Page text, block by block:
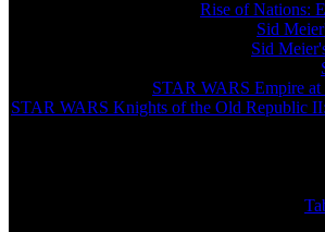
Rise of Nations:
Sid
Sid
STAR WARS Empire
STAR WARS Knights of the Old Republic